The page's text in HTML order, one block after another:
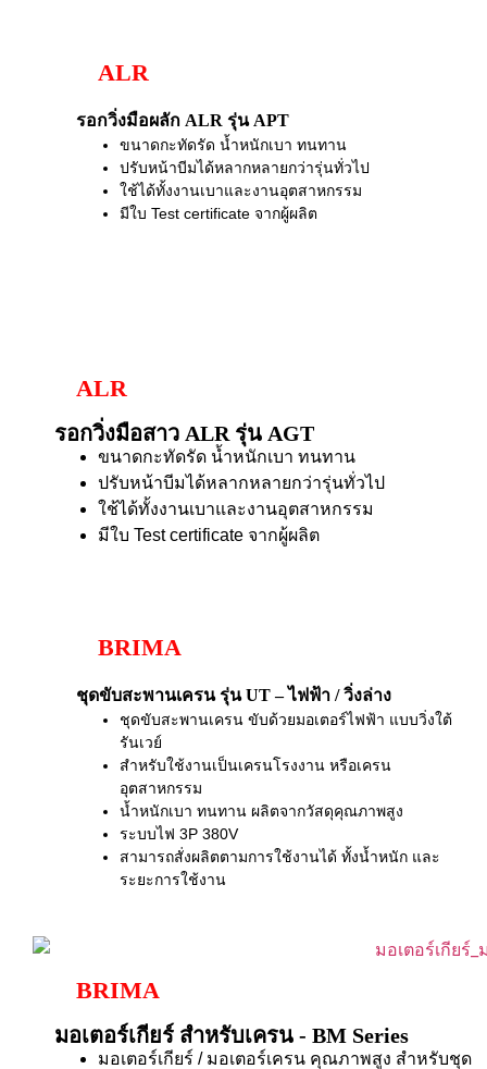
ALR
รอกวิ่งมือผลัก ALR รุ่น APT
ขนาดกะทัดรัด น้ำหนักเบา ทนทาน
ปรับหน้าบีมได้หลากหลายกว่ารุ่นทั่วไป
ใช้ได้ทั้งงานเบาและงานอุตสาหกรรม
มีใบ Test certificate จากผู้ผลิต
ALR
รอกวิ่งมือสาว ALR รุ่น AGT
ขนาดกะทัดรัด น้ำหนักเบา ทนทาน
ปรับหน้าบีมได้หลากหลายกว่ารุ่นทั่วไป
ใช้ได้ทั้งงานเบาและงานอุตสาหกรรม
มีใบ Test certificate จากผู้ผลิต
BRIMA
ชุดขับสะพานเครน รุ่น UT – ไฟฟ้า / วิ่งล่าง
ชุดขับสะพานเครน ขับด้วยมอเตอร์ไฟฟ้า แบบวิ่งใต้
รันเวย์
สำหรับใช้งานเป็นเครนโรงงาน หรือเครน
อุตสาหกรรม
น้ำหนักเบา ทนทาน ผลิตจากวัสดุคุณภาพสูง
ระบบไฟ 3P 380V
สามารถสั่งผลิตตามการใช้งานได้ ทั้งน้ำหนัก และ
ระยะการใช้งาน
BRIMA
มอเตอร์เกียร์ สำหรับเครน - BM Series
มอเตอร์เกียร์ / มอเตอร์เครน คุณภาพสูง สำหรับชุด